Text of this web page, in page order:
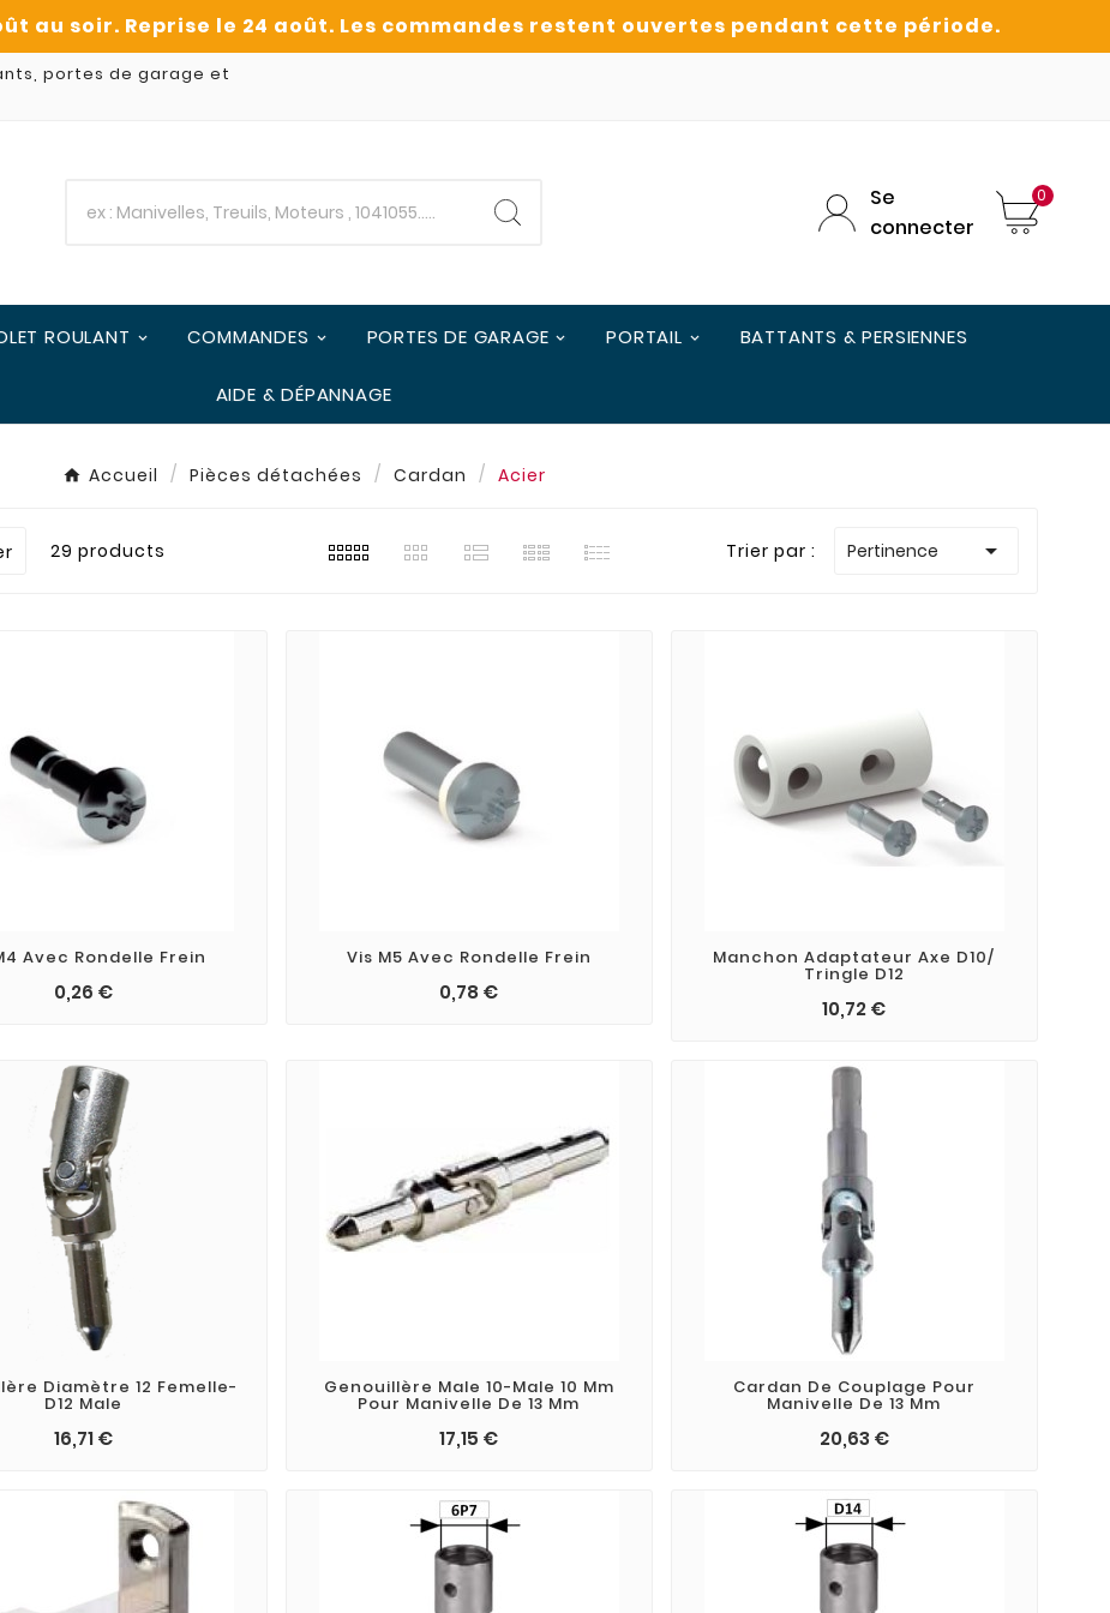
portes de garage et
Se
connecter
0
ROULANT COMMANDES PORTES DE GARAGE PORTAIL BATTANTS & PERSIENNES
AIDE & DÉPANNAGE
Accueil Pièces détachées Cardan Acier
29 products Trier par : Pertinence 
Avec Rondelle Frein
0,26 €
Vis M5 Avec Rondelle Frein
0,78 €
Manchon Adaptateur Axe D10/
Tringle D12
10,72 €
Diamètre 12 Femelle-
D12 Male
16,71 €
Genouillère Male 10-Male 10 Mm
Pour Manivelle De 13 Mm
17,15 €
Cardan De Couplage Pour
Manivelle De 13 Mm
20,63 €